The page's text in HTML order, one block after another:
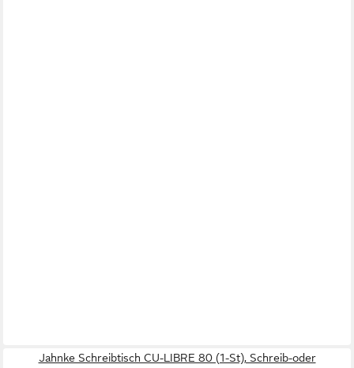
Jahnke Schreibtisch CU-LIBRE 80 (1-St), Schreib-oder